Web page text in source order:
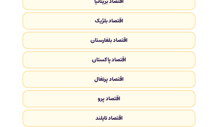
اقتصاد بلژیک
اقتصاد بلغارستان
اقتصاد پاکستان
اقتصاد پرتغال
اقتصاد پرو
اقتصاد تایلند